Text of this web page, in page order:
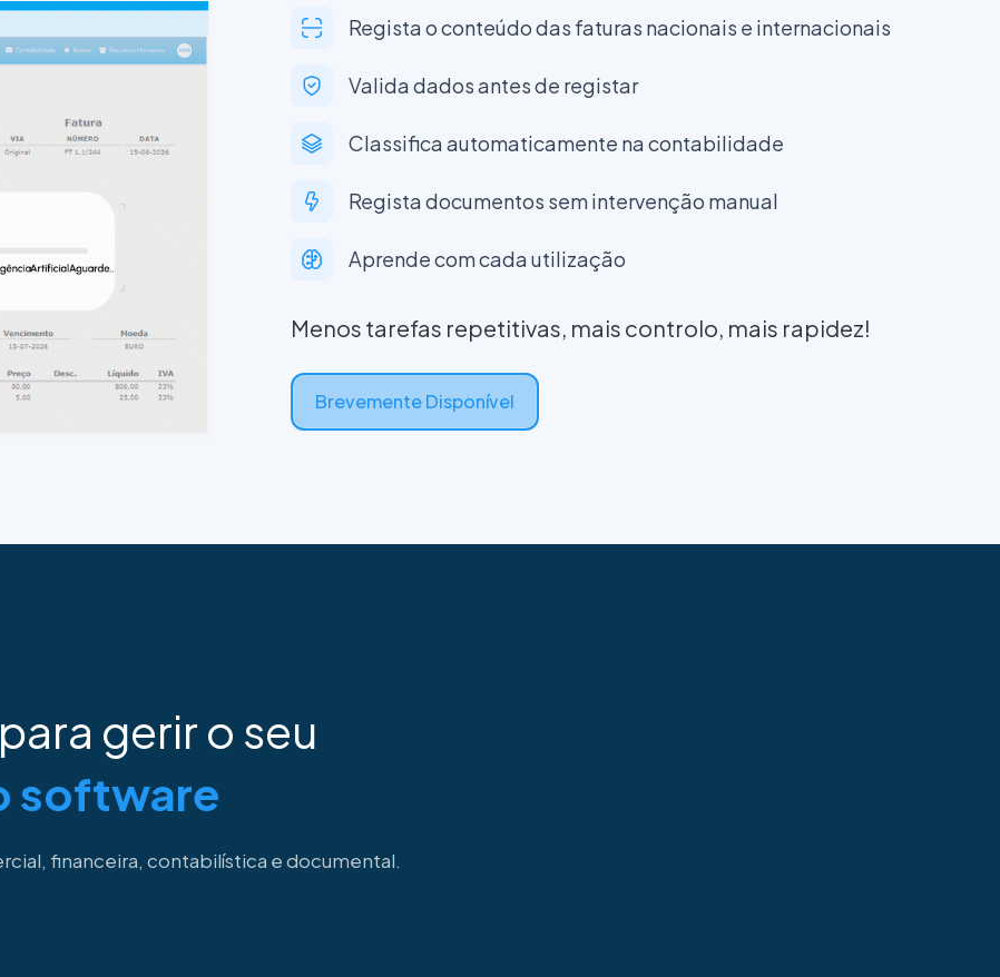
Regista o conteúdo das faturas nacionais e internacionais
Valida dados antes de registar
Classifica automaticamente na contabilidade
Regista documentos sem intervenção manual
Aprende com cada utilização
Menos tarefas repetitivas, mais controlo, mais rapidez!
Brevemente Disponível
gerir o seu
software
financeira, contabilística e documental.